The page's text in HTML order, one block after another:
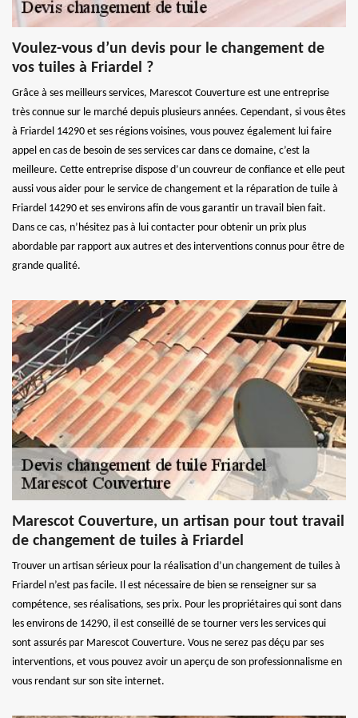
Voulez-vous d’un devis pour le changement de
vos tuiles à Friardel ?
Grâce à ses meilleurs services, Marescot Couverture est une entreprise
très connue sur le marché depuis plusieurs années. Cependant, si vous êtes
à Friardel 14290 et ses régions voisines, vous pouvez également lui faire
appel en cas de besoin de ses services car dans ce domaine, c’est la
meilleure. Cette entreprise dispose d’un couvreur de confiance et elle peut
aussi vous aider pour le service de changement et la réparation de tuile à
Friardel 14290 et ses environs afin de vous garantir un travail bien fait.
Dans ce cas, n’hésitez pas à lui contacter pour obtenir un prix plus
abordable par rapport aux autres et des interventions connus pour être de
grande qualité.
Marescot Couverture, un artisan pour tout travail
de changement de tuiles à Friardel
Trouver un artisan sérieux pour la réalisation d’un changement de tuiles à
Friardel n’est pas facile. Il est nécessaire de bien se renseigner sur sa
compétence, ses réalisations, ses prix. Pour les propriétaires qui sont dans
les environs de 14290, il est conseillé de se tourner vers les services qui
sont assurés par Marescot Couverture. Vous ne serez pas déçu par ses
interventions, et vous pouvez avoir un aperçu de son professionnalisme en
vous rendant sur son site internet.